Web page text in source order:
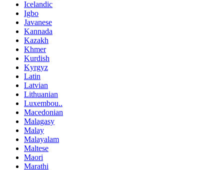
Icelandic
Igbo
Javanese
Kannada
Kazakh
Khmer
Kurdish
Kyrgyz
Latin
Latvian
Lithuanian
Luxembou..
Macedonian
Malagasy
Malay
Malayalam
Maltese
Maori
Marathi